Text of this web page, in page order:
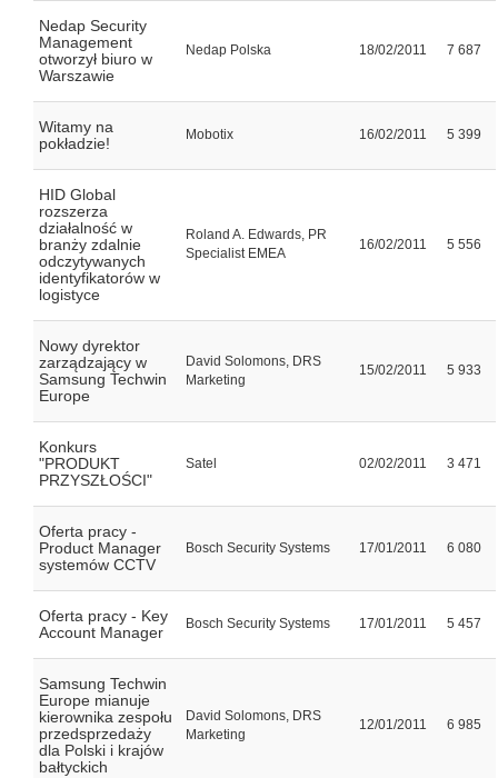
Nedap Security
Management
otworzył biuro w
Warszawie
Nedap Polska 18/02/2011 7 687
Witamy na
pokładzie!
Mobotix 16/02/2011 5 399
HID Global
rozszerza
działalność w
branży zdalnie
odczytywanych
identyfikatorów w
logistyce
Roland A. Edwards, PR
Specialist EMEA
16/02/2011 5 556
Nowy dyrektor
zarządzający w
Samsung Techwin
Europe
David Solomons, DRS
Marketing
15/02/2011 5 933
Konkurs
"PRODUKT
PRZYSZŁOŚCI"
Satel 02/02/2011 3 471
Oferta pracy -
Product Manager
systemów CCTV
Bosch Security Systems 17/01/2011 6 080
Oferta pracy - Key
Account Manager
Bosch Security Systems 17/01/2011 5 457
Samsung Techwin
Europe mianuje
kierownika zespołu
przedsprzedaży
dla Polski i krajów
bałtyckich
David Solomons, DRS
Marketing
12/01/2011 6 985